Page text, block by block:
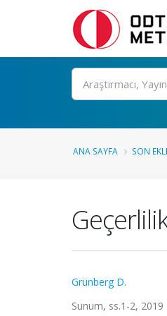
Ara
ANA SAYFA SON
Grünberg D.
Sunum, ss.1-2, 2019